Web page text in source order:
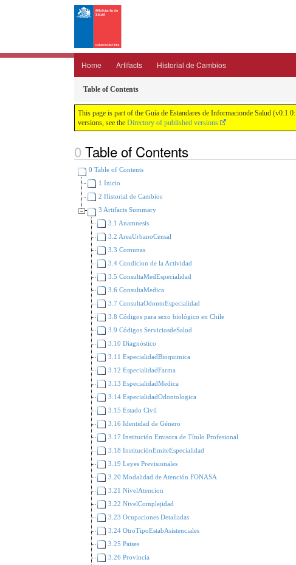
Home Artifacts Historial de Cambios
Table of Contents
This page is part of the Guía de Estandares de Informacionde Salud (v0.1.0:
versions, see the Directory of published versions
Table of Contents
0 Table of Contents
1 Inicio
2 Historial de Cambios
3 Artifacts Summary
3.1 Anamnesis
3.2 AreaUrbanoCensal
3.3 Comunas
3.4 Condicion de la Actividad
3.5 ConsultaMedEspecialidad
3.6 ConsultaMedica
3.7 ConsultaOdontoEspecialidad
3.8 Códigos para sexo biológico en Chile
3.9 Códigos ServiciosdeSalud
3.10 Diagnóstico
3.11 EspecialidadBioquimica
3.12 EspecialidadFarma
3.13 EspecialidadMedica
3.14 EspecialidadOdontologica
3.15 Estado Civil
3.16 Identidad de Género
3.17 Institución Emisora de Título Profesional
3.18 InstituciónEmiteEspecialidad
3.19 Leyes Previsionales
3.20 Modalidad de Atención FONASA
3.21 NivelAtencion
3.22 NivelComplejidad
3.23 Ocupaciones Detalladas
3.24 OtroTipoEstabAsistenciales
3.25 Paises
3.26 Provincia